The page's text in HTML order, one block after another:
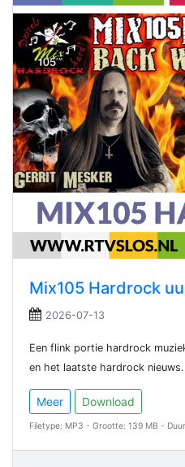
Mix105 Hardrock
2026-07-13
Een flink portie hardrock
en het laatste hardrock nieuws.
Meer Download
Filetype: MP3 - Grootte: 139 MB -